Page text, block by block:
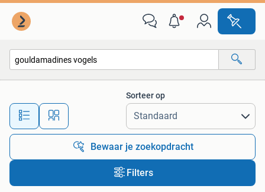
Alle afstanden…
Sorteer op
Bewaar je zoekopdracht
Filters